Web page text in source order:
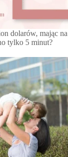
dolarów, mając na
tylko 5 minut?